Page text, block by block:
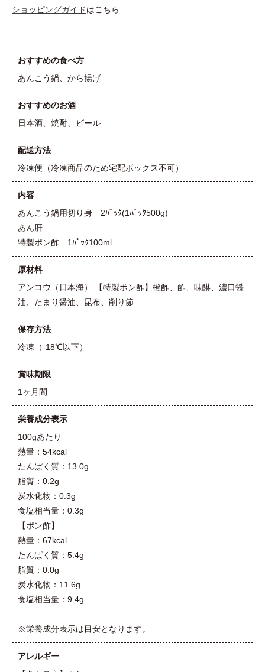
ショッピングガイドはこちら
おすすめの食べ方
あんこう鍋、から揚げ
おすすめのお酒
日本酒、焼酎、ビール
配送方法
冷凍便（冷凍商品のため宅配ボックス不可）
内容
あんこう鍋用切り身 2ﾊﾟｯｸ(1ﾊﾟｯｸ500g)
あん肝
特製ポン酢 1ﾊﾟｯｸ100ml
原材料
アンコウ（日本海） 【特製ポン酢】橙酢、酢、味醂、濃口醤
油、たまり醤油、昆布、削り節
保存方法
冷凍（-18℃以下）
賞味期限
1ヶ月間
栄養成分表示
100gあたり
熱量：54kcal
たんぱく質：13.0g
脂質：0.2g
炭水化物：0.3g
食塩相当量：0.3g
【ポン酢】
熱量：67kcal
たんぱく質：5.4g
脂質：0.0g
炭水化物：11.6g
食塩相当量：9.4g
※栄養成分表示は目安となります。
アレルギー